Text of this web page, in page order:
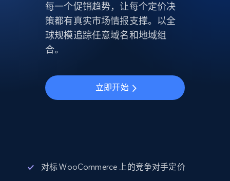
每一个促销趋势，让每个定价决
策都有真实市场情报支撑。以全
球规模追踪任意域名和地域组
合。
立即开始
对标 WooCommerce 上的竞争对手定价